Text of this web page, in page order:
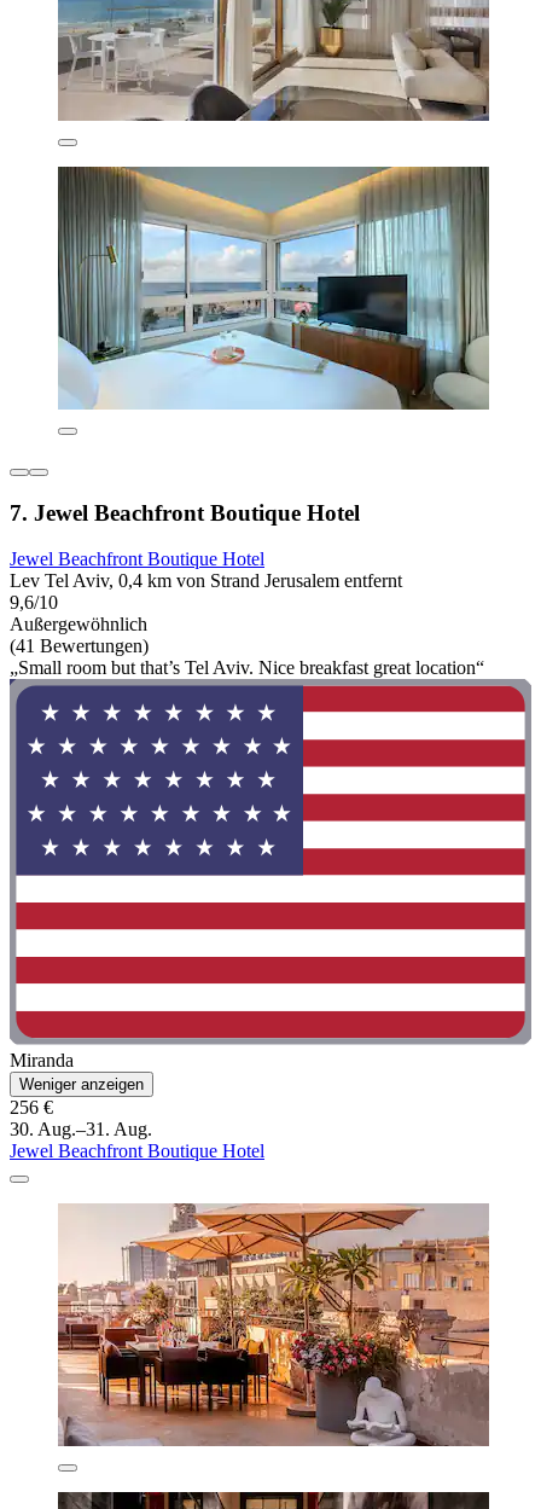
7. Jewel Beachfront Boutique Hotel
Jewel Beachfront Boutique Hotel
Lev Tel Aviv, 0,4 km von Strand Jerusalem entfernt
9,6/10
Außergewöhnlich
(41 Bewertungen)
„Small room but that’s Tel Aviv. Nice breakfast great location“
Miranda
Weniger anzeigen
256 €
30. Aug.–31. Aug.
Jewel Beachfront Boutique Hotel